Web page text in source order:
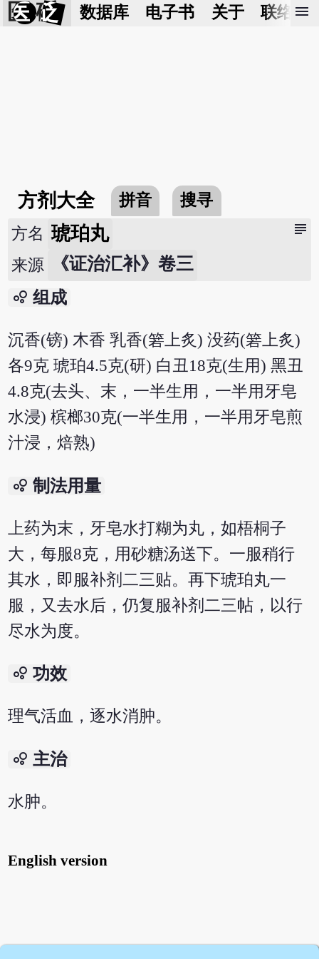
医 砭 数据库 电子书 关于 联络我
menu
方剂大全 拼音 搜寻
subject
方名 琥珀丸
来源 《证治汇补》卷三
bubble_chart 组成
沉香(镑) 木香 乳香(箬上炙) 没药(箬上炙)
各9克 琥珀4.5克(研) 白丑18克(生用) 黑丑
4.8克(去头、末，一半生用，一半用牙皂
水浸) 槟榔30克(一半生用，一半用牙皂煎
汁浸，焙熟)
bubble_chart 制法用量
上药为末，牙皂水打糊为丸，如梧桐子
大，每服8克，用砂糖汤送下。一服稍行
其水，即服补剂二三贴。再下琥珀丸一
服，又去水后，仍复服补剂二三帖，以行
尽水为度。
bubble_chart 功效
理气活血，逐水消肿。
bubble_chart 主治
水肿。
English version